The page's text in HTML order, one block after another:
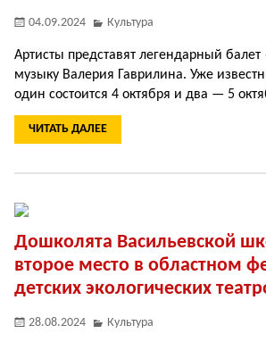
04.09.2024 Культура
Артисты представят легендарный
музыку Валерия Гаврилина. Уже
один состоится 4 октября и два — 5
ЧИТАТЬ ДАЛЕЕ
Дошколята Васильевской
второе место в областном
детских экологических
28.08.2024 Культура